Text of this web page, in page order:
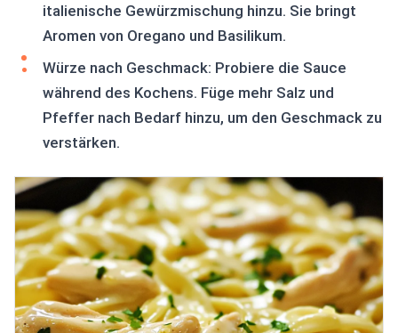
italienische Gewürzmischung hinzu. Sie bringt
Aromen von Oregano und Basilikum.
Würze nach Geschmack: Probiere die Sauce
während des Kochens. Füge mehr Salz und
Pfeffer nach Bedarf hinzu, um den Geschmack zu
verstärken.